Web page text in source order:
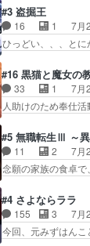
うございました！
話がしたい作品じ
止め効果あるかな
カノ版ラブライブ
なのレッスン動画
役で出演いたしま
リーがガチでアイ
カノGirlfrien… 『
ー』にて「ア… 安
したクォリ…
#3 盗掘王
16 1
7月
ひっどい、、、と
美咲さんと言えば
目的の為には人命
キルが揃う。広い
なおどろおどろし
レベのアニメ制作
る、もう騙し討ち
見ると一杯で怖い
#16 黒猫と魔女の
33 1
7月
人助けのため奉仕
とカストルの共通
大群て…住民から
ングor進撃の巨人
オ・カストルとい
みかたが雑になっ
怖がりやったかあ
新たな依頼サブタ
#5 無職転生Ⅲ ～
11 2
7月
念願の家族の食卓
ナリーゼの悪魔の
囁きやめてくださ
感情が出てきてて
ABEMAで視聴し
#4 さよならララ
155 3
7月
今回、元みずはん